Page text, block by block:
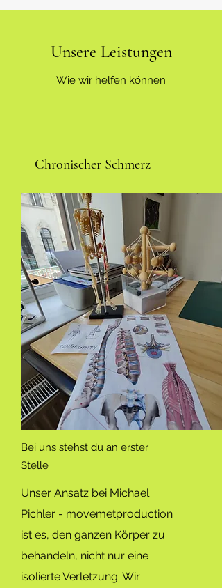
Unsere Leistungen
Wie wir helfen können
Chronischer Schmerz
Bei uns stehst du an erster
Stelle
Unser Ansatz bei Michael
Pichler - movemetproduction
ist es, den ganzen Körper zu
behandeln, nicht nur eine
isolierte Verletzung. Wir